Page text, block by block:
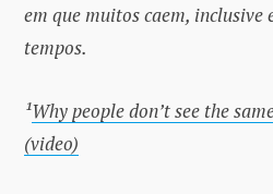
em que muitos caem, inclusive
tempos.
¹Why people don’t see the
(video)